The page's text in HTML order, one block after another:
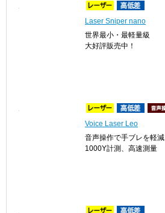
Laser Sniper nano
世界最小・最軽量級
大好評販売中！
Voice Laser Leo
音声操作で手ブレを軽減
1000Y計測、高速測量